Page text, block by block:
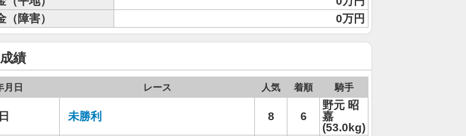
（障害）
0万円
績
月日 レース 人気 着順 騎手
未勝利 8 6
野元 昭
嘉
(53.0kg)